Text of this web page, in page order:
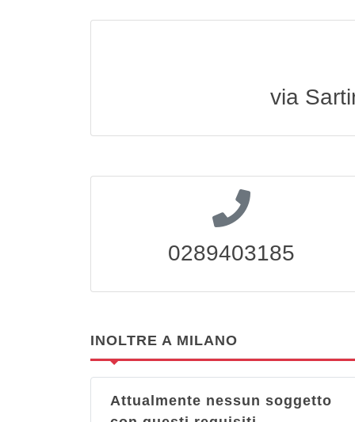
via
0289403185
INOLTRE A MILANO
Attualmente nessun soggetto